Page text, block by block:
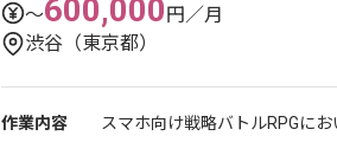
〜600,000円／月
渋谷（東京都）
作業内容 スマホ向け戦略バトルRPGに